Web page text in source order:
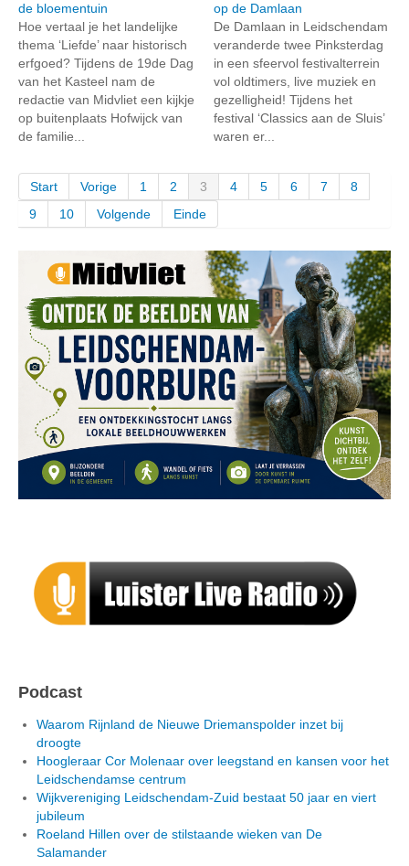
de bloementuin
Hoe vertaal je het landelijke
thema ‘Liefde’ naar historisch
erfgoed? Tijdens de 19de Dag
van het Kasteel nam de
redactie van Midvliet een kijkje
op buitenplaats Hofwijck van
de familie...
op de Damlaan
De Damlaan in Leidschendam
veranderde twee Pinksterdag
in een sfeervol festivalterrein
vol oldtimers, live muziek en
gezelligheid! Tijdens het
festival ‘Classics aan de Sluis’
waren er...
Start Vorige 1 2 3 4 5 6 7
8
9
10 Volgende Einde
Podcast
Waarom Rijnland de Nieuwe Driemanspolder inzet bij
droogte
Hoogleraar Cor Molenaar over leegstand en kansen voor het
Leidschendamse centrum
Wijkvereniging Leidschendam-Zuid bestaat 50 jaar en viert
jubileum
Roeland Hillen over de stilstaande wieken van De
Salamander